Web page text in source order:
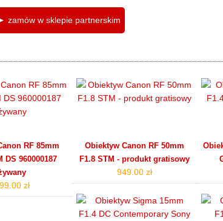
zamów w sklepie partnerskim
RF 85mm
DS 960000187
zł
Obiektyw Canon RF 50mm
F1.8 STM - produkt gratisowy
949.00 zł